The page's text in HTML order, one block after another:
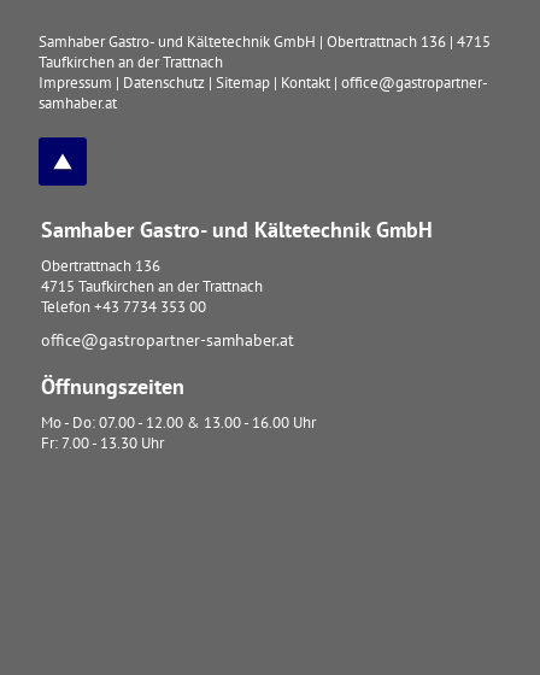
Samhaber Gastro- und Kältetechnik GmbH |Obertrattnach 136 |4715
Taufkirchen an der Trattnach
Impressum | Datenschutz |Sitemap | Kontakt |office@gastropartner-
samhaber.at
Samhaber Gastro- und Kältetechnik GmbH
Obertrattnach 136
4715 Taufkirchen an der Trattnach
Telefon +43 7734 353 00
office@gastropartner-samhaber.at
Öffnungszeiten
Mo - Do: 07.00 - 12.00 & 13.00 - 16.00 Uhr
Fr: 7.00 - 13.30 Uhr